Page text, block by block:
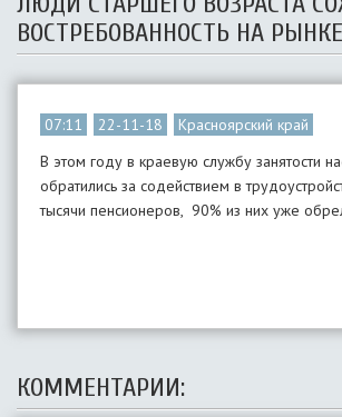
ВОСТРЕБОВАННОСТЬ НА
07:11 22-11-18
Красноярский край
В этом году в краевую службу занятости
обратились за содействием в
тысячи пенсионеров, 90% из них уже
КОММЕНТАРИИ: